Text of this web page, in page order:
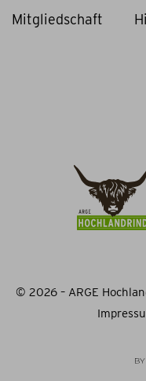
Mitgliedschaft
© 2026 – ARGE